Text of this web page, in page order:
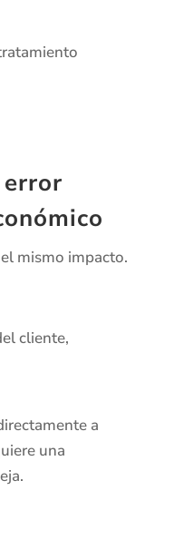
mismo impacto.
cliente,
a
una